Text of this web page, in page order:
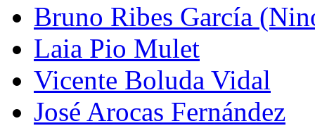
Bruno Ribes García
Laia Pio Mulet
Vicente Boluda Vidal
José Arocas Fernández